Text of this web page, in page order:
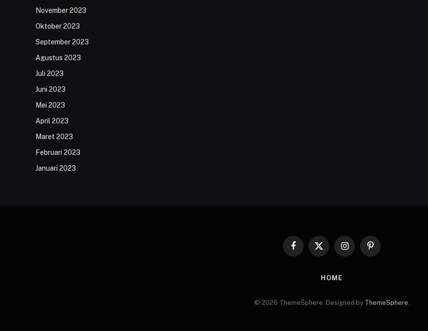
November 2023
Oktober 2023
September 2023
Agustus 2023
Juli 2023
Juni 2023
Mei 2023
April 2023
Maret 2023
Februari 2023
Januari 2023
Facebook
X
InstagramPinterest
HOME
© 2026 ThemeSphere. Designed by ThemeSphere.